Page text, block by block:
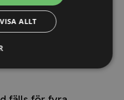
innehöll belopp
ALLT